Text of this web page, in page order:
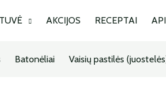
AKCIJOS RECEPTAI
Batonėliai Vaisių pastilės